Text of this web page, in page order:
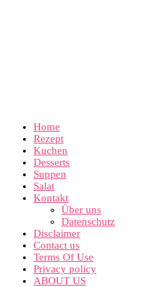
Home
Rezept
Kuchen
Desserts
Suppen
Salat
Kontakt
Über uns
Datenschutz
Disclaimer
Contact us
Terms Of Use
Privacy policy
ABOUT US